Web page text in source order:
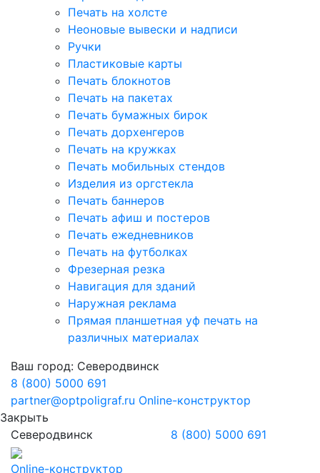
Печать на холсте
Неоновые вывески и надписи
Ручки
Пластиковые карты
Печать блокнотов
Печать на пакетах
Печать бумажных бирок
Печать дорхенгеров
Печать на кружках
Печать мобильных стендов
Изделия из оргстекла
Печать баннеров
Печать афиш и постеров
Печать ежедневников
Печать на футболках
Фрезерная резка
Навигация для зданий
Наружная реклама
Прямая планшетная уф печать на
различных материалах
Ваш город: Северодвинск
8 (800) 5000 691
partner@optpoligraf.ru Online-конструктор
Закрыть
Северодвинск
8 (800) 5000 691
Online-конструктор